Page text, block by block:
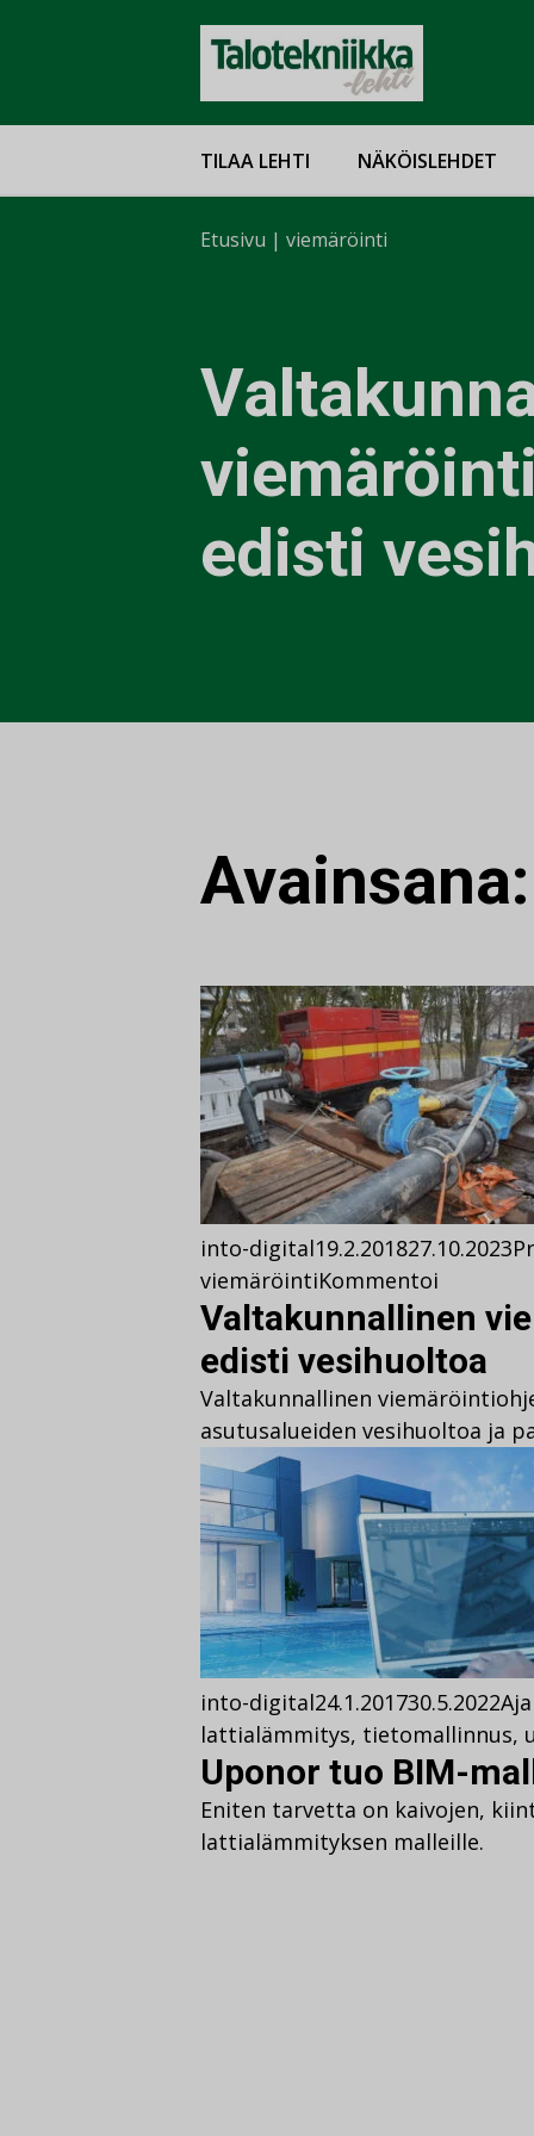
TILAA LEHTI NÄKÖISLEHDET
Etusivu | viemäröinti
edisti
into-digital19.2.201827.10.2023
viemäröintiKommentoi
Valtakunnallinen
edisti vesihuoltoa
Valtakunnallinen
asutusalueiden vesihuoltoa ja
into-digital24.1.201730.5.2022
lattialämmitys, tietomallinnus,
Uponor tuo BIM-
Eniten tarvetta on kaivojen,
lattialämmityksen malleille.